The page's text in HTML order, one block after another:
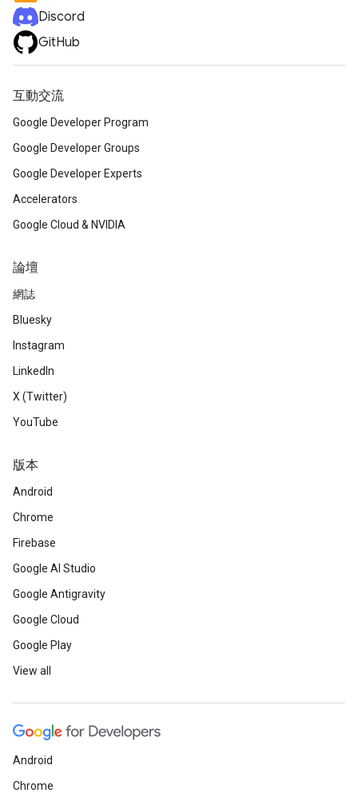
Discord
GitHub
互動交流
Google Developer Program
Google Developer Groups
Google Developer Experts
Accelerators
Google Cloud & NVIDIA
論壇
網誌
Bluesky
Instagram
LinkedIn
X (Twitter)
YouTube
版本
Android
Chrome
Firebase
Google AI Studio
Google Antigravity
Google Cloud
Google Play
View all
Android
Chrome